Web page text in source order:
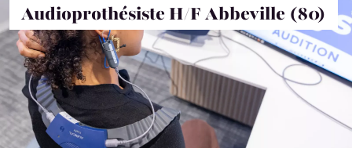
Audioprothésiste H/F Abbeville (80)